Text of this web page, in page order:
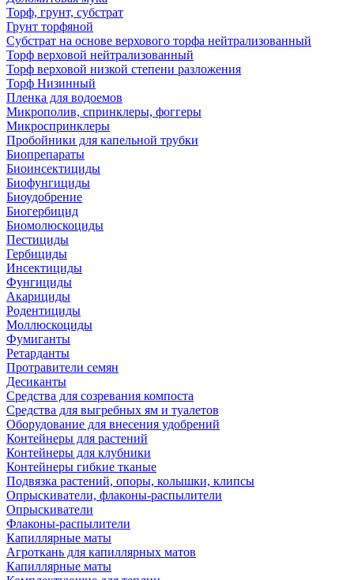
Торф, грунт, субстрат
Грунт торфяной
Субстрат на основе верхового торфа нейтрализованный
Торф верховой нейтрализованный
Торф верховой низкой степени разложения
Торф Низинный
Пленка для водоемов
Микрополив, спринклеры, фоггеры
Микроспринклеры
Пробойники для капельной трубки
Биопрепараты
Биоинсектициды
Биофунгициды
Биоудобрение
Биогербицид
Биомолюскоциды
Пестициды
Гербициды
Инсектициды
Фунгициды
Акарициды
Родентициды
Моллюскоциды
Фумиганты
Ретарданты
Протравители семян
Десиканты
Средства для созревания компоста
Средства для выгребных ям и туалетов
Оборудование для внесения удобрений
Контейнеры для растений
Контейнеры для клубники
Контейнеры гибкие тканые
Подвязка растений, опоры, колышки, клипсы
Опрыскиватели, флаконы-распылители
Опрыскиватели
Флаконы-распылители
Капиллярные маты
Агроткань для капиллярных матов
Капиллярные маты